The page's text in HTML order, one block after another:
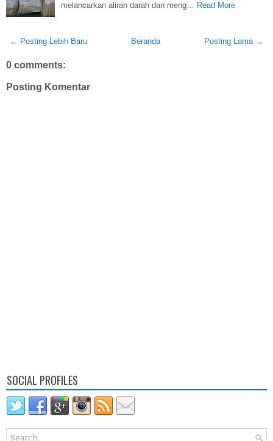
melancarkan aliran darah dan meng… Read More
← Posting Lebih Baru Posting Lama →
Beranda
0 comments:
Posting Komentar
SOCIAL PROFILES